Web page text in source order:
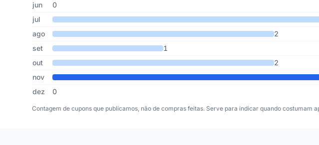
jun
0
jul
ago
2
set
1
out
2
nov
dez
0
Contagem de cupons que publicamos, não de compras feitas. Serve para indicar quando costumam